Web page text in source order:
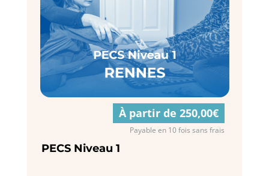
À partir de 250,00€
Payable en 10 fois sans frais
PECS Niveau 1